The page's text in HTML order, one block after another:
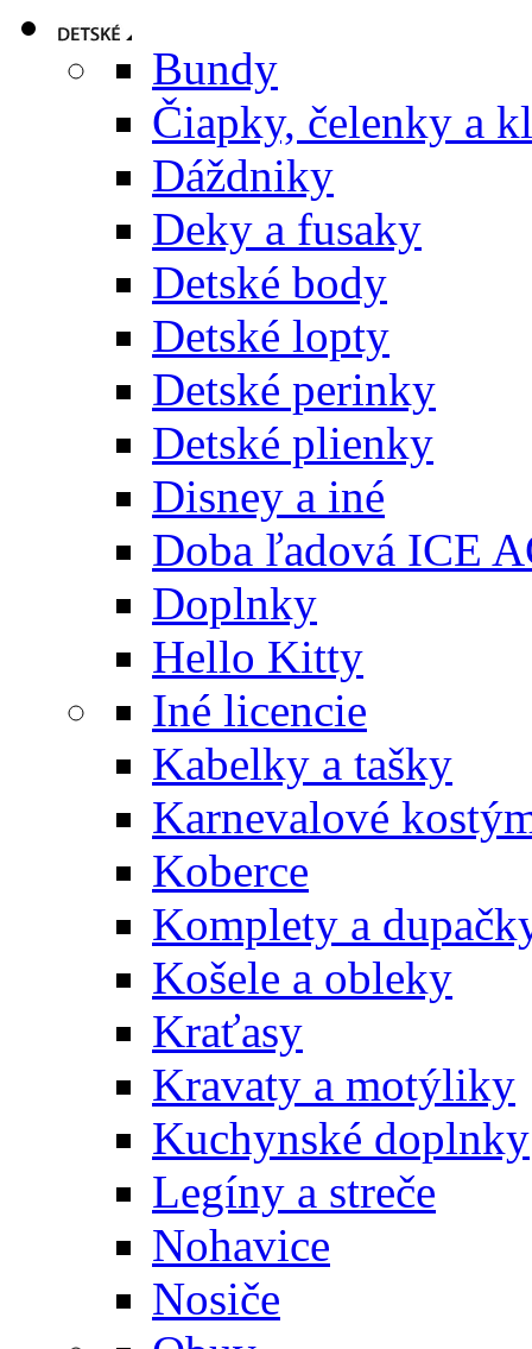
Bundy
Čiapky, čelenky a
Dáždniky
Deky a fusaky
Detské body
Detské lopty
Detské perinky
Detské plienky
Disney a iné
Doba ľadová ICE
Doplnky
Hello Kitty
Iné licencie
Kabelky a tašky
Karnevalové
Koberce
Komplety a
Košele a obleky
Kraťasy
Kravaty a motýliky
Kuchynské doplnky
Legíny a streče
Nohavice
Nosiče